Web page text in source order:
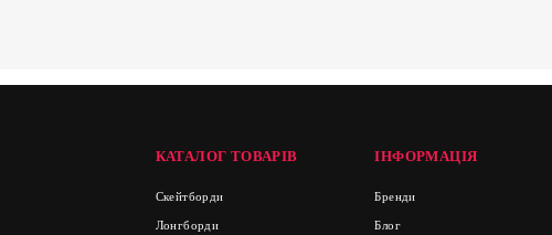
КАТАЛОГ ТОВАРІВ
Скейтборди
Лонгборди
ІНФОРМАЦІЯ
Бренди
Блог